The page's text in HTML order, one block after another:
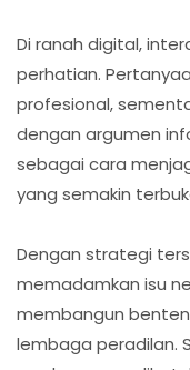
Di ranah digital,
perhatian.
profesional,
dengan argumen
sebagai cara
yang semakin
Dengan strategi
memadamkan isu
membangun
lembaga peradilan.